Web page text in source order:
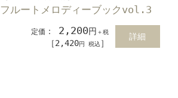
フルートメロディーブックvol.3
定価 ： 2,200円 ＋税
［2,420円 税込 ］
詳細